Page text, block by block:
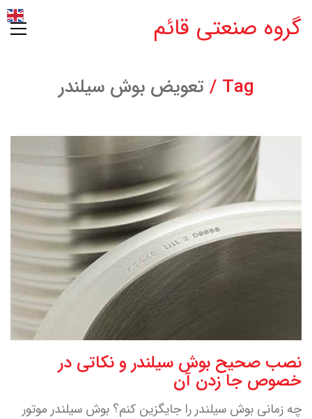
گروه صنعتی قائم
Tag / تعویض بوش سیلندر
نصب صحیح بوش سیلندر و نکاتی در
خصوص جا زدن آن
چه زمانی بوش سیلندر را جایگزین کنم؟ بوش سیلندر موتور